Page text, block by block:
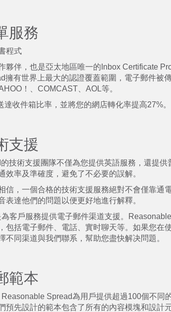
服務
程式
夥伴，也是亞太地區唯一的Inbox Certificate
擁有世界上最大的認證覆蓋範圍，電子郵件被
！、COMCAST、AOL等。
達收件箱比率，並將您的網店轉化率提高27%。
支援
技術支援團隊不僅為您提供英語服務，還提供
效率及準確度，避免了不必要的誤解。
信，一個合格的技術支援服務絕對不會僅靠通
表達他們的問題以便更好地進行解釋。
客戶服務提供電子郵件渠道支援。
包括電子郵件、電話、實时聊天等。如果您在
不同渠道與我們聯系，幫助您盡快解决問題。
範本
Spread為用戶提供超過100個不同
預先設計的範本包含了所有的內容模塊和設計